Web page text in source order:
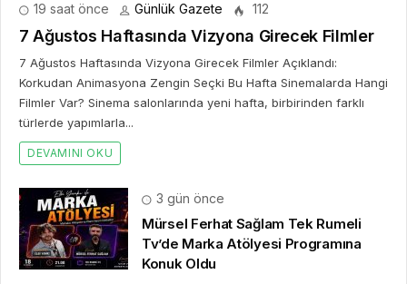
19 saat önce Günlük Gazete 112
7 Ağustos Haftasında Vizyona Girecek Filmler
7 Ağustos Haftasında Vizyona Girecek Filmler Açıklandı:
Korkudan Animasyona Zengin Seçki Bu Hafta Sinemalarda Hangi
Filmler Var? Sinema salonlarında yeni hafta, birbirinden farklı
türlerde yapımlarla...
DEVAMINI OKU
3 gün önce
Mürsel Ferhat Sağlam Tek Rumeli
Tv’de Marka Atölyesi Programına
Konuk Oldu